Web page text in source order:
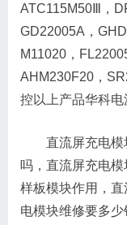
ATC115M50Ⅲ，
GD22005A，
M11020，
AHM230F20，
控以上产品华科电
直流屏充电
吗，直流屏充电
样板模块作用，
电模块维修要多少